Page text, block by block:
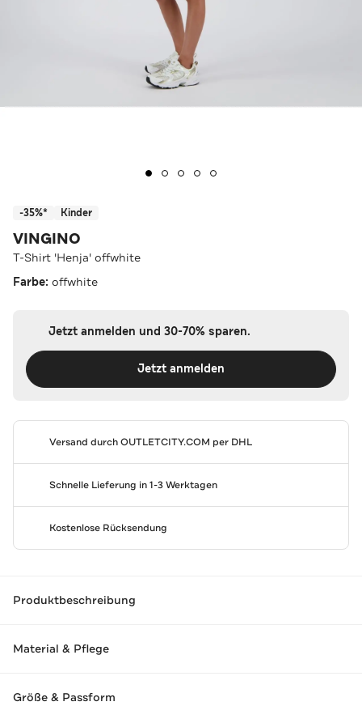
-35%* Kinder
VINGINO
T-Shirt 'Henja' offwhite
Farbe: offwhite
Jetzt anmelden und 30-70% sparen.
Jetzt anmelden
Versand durchOUTLETCITY.COM per DHL
Schnelle Lieferung in 1-3 Werktagen
Kostenlose Rücksendung
Produktbeschreibung
Material & Pflege
Größe & Passform